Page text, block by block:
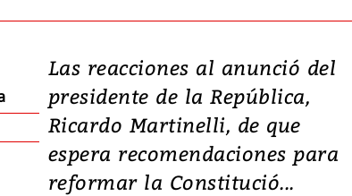
Las reacciones al anunció del
presidente de la República,
Ricardo Martinelli, de que
espera recomendaciones para
reformar la Constitució...
Video, Japón: Terremoto
deja heridos y graves
daños en Kumamoto